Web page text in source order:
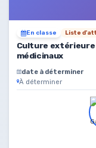
En classe Liste
Culture extérieure
médicinaux
date à déterminer
À déterminer